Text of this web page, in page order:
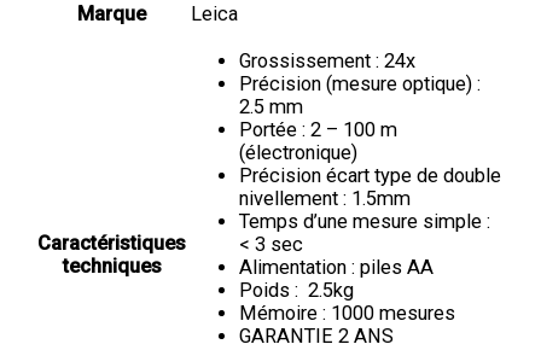
Marque
Leica
Caractéristiques
techniques
Grossissement : 24x
Précision (mesure optique) :
2.5 mm
Portée : 2 – 100 m
(électronique)
Précision écart type de double
nivellement : 1.5mm
Temps d’une mesure simple :
< 3 sec
Alimentation : piles AA
Poids : 2.5kg
Mémoire : 1000 mesures
GARANTIE 2 ANS